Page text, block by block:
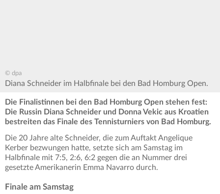
© dpa
Diana Schneider im Halbfinale bei den Bad Homburg Open.
Die Finalistinnen bei den Bad Homburg Open stehen fest:
Die Russin Diana Schneider und Donna Vekic aus Kroatien
bestreiten das Finale des Tennisturniers von Bad Homburg.
Die 20 Jahre alte Schneider, die zum Auftakt Angelique
Kerber bezwungen hatte, setzte sich am Samstag im
Halbfinale mit 7:5, 2:6, 6:2 gegen die an Nummer drei
gesetzte Amerikanerin Emma Navarro durch.
Finale am Samstag